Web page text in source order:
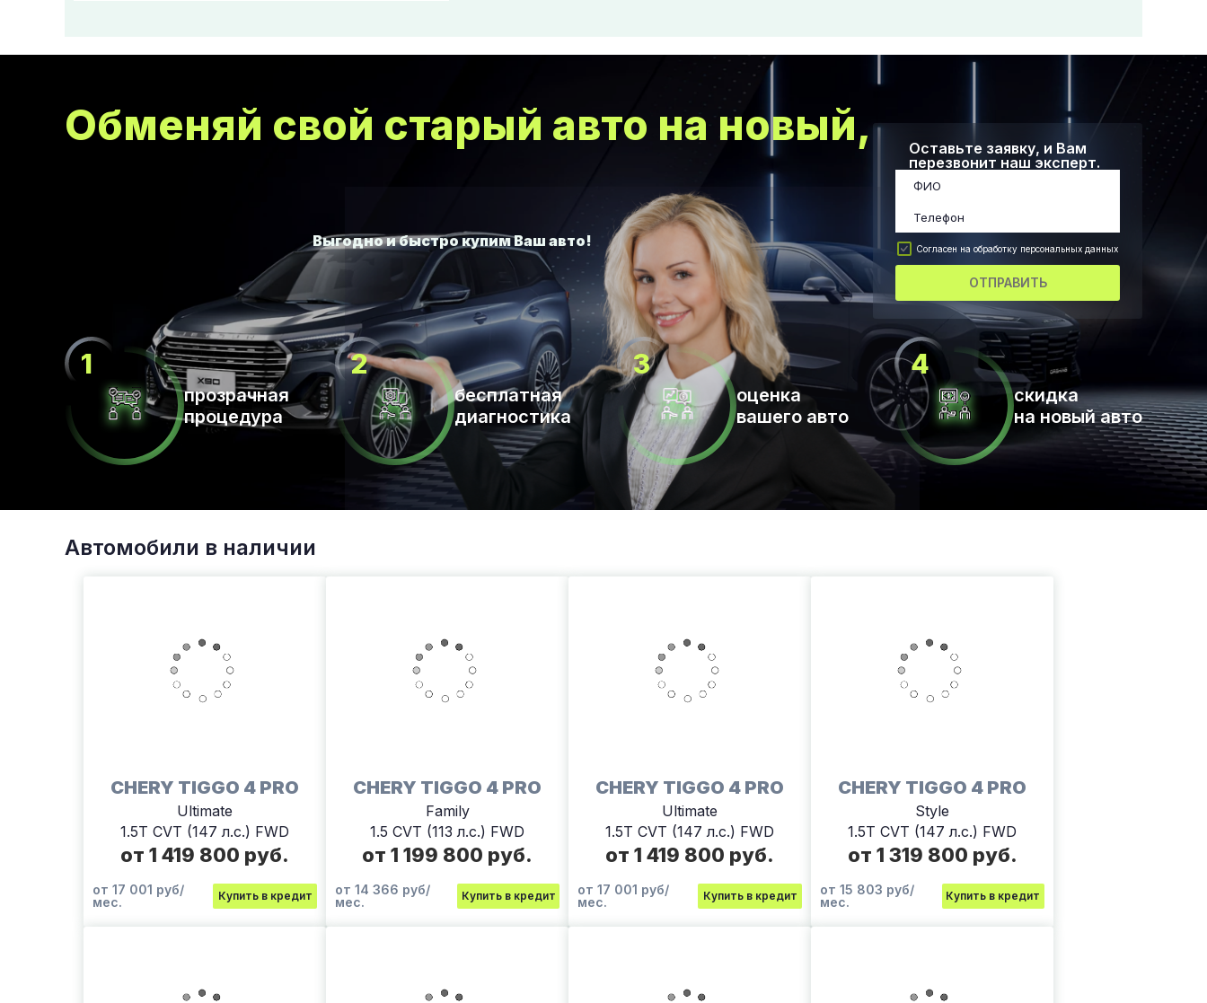
Обменяй свой старый авто на новый,
Оставьте заявку, и Вам
перезвонит наш эксперт.
Согласен на обработку персональных данных
ОТПРАВИТЬ
прозрачная
процедура
бесплатная
диагностика
оценка
вашего авто
скидка
на новый авто
Автомобили в наличии
CHERY TIGGO 4 PRO
Ultimate
1.5T CVT (147 л.с.) FWD
от 1 419 800 руб.
от 17 001 руб/
мес.
Купить в кредит
CHERY TIGGO 4 PRO
Family
1.5 CVT (113 л.с.) FWD
от 1 199 800 руб.
от 14 366 руб/
мес.
Купить в кредит
CHERY TIGGO 4 PRO
Ultimate
1.5T CVT (147 л.с.) FWD
от 1 419 800 руб.
от 17 001 руб/
мес.
Купить в кредит
CHERY TIGGO 4 PRO
Style
1.5T CVT (147 л.с.) FWD
от 1 319 800 руб.
от 15 803 руб/
мес.
Купить в кредит